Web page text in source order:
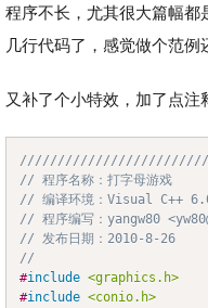
程序不长，尤其很大篇幅
几行代码了，感觉做个范例
又补了个小特效，加了点
// 程序名称：打字母游戏
// 编译环境：Visual C++
// 程序编写：yangw80
// 发布日期：2010-8-26
//
#include <graphics.h>
#include <conio.h>